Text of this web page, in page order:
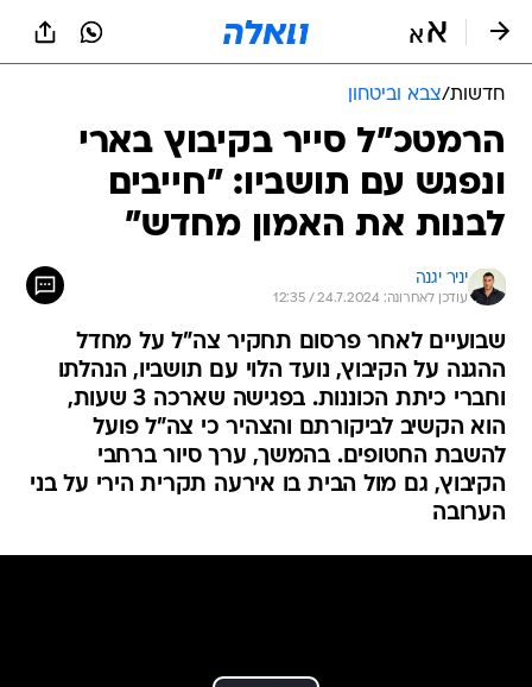
חדשות/צבא וביטחון
הרמטכ"ל סייר בקיבוץ בארי
ונפגש עם תושביו: "חייבים
לבנות את האמון מחדש"
יניר יגנה
עודכן לאחרונה: 24.7.2024 / 12:35
שבועיים לאחר פרסום תחקיר צה"ל על מחדל
ההגנה על הקיבוץ, נועד הלוי עם תושביו, הנהלתו
וחברי כיתת הכוננות. בפגישה שארכה 3 שעות,
הוא הקשיב לביקורתם והצהיר כי צה"ל פועל
להשבת החטופים. בהמשך, ערך סיור ברחבי
הקיבוץ, גם מול הבית בו אירעה תקרית הירי על בני
הערובה